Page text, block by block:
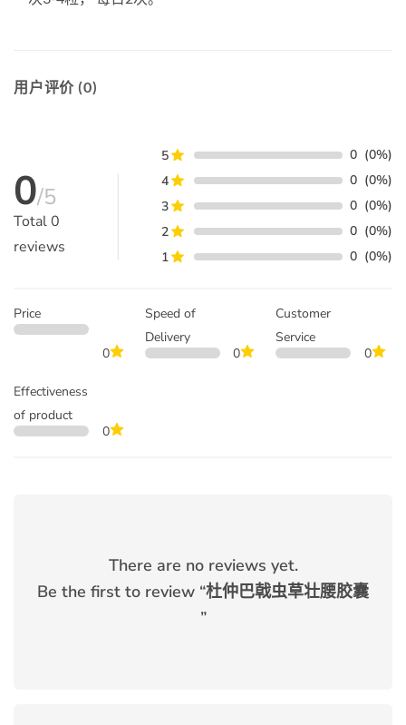
用户评价 (0)
0/5
Total0
reviews
5 0 (0%)
4
0 (0%)
3
0 (0%)
2
0 (0%)
1
0 (0%)
Price
0
Speed of
Delivery
0
Customer
Service
0
Effectiveness
of product
0
There are no reviews yet.
Be the first to review “杜仲巴戟虫草壮腰胶囊
”